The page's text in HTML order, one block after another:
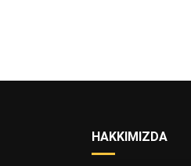
HAKKIMIZDA